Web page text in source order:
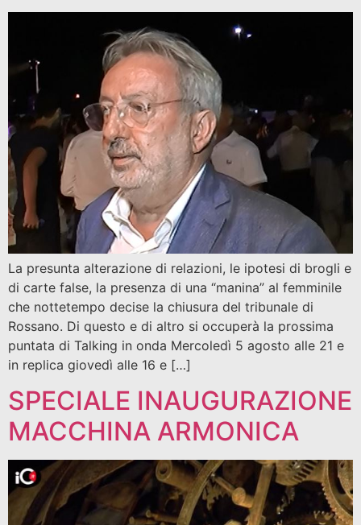
La presunta alterazione di relazioni, le ipotesi di brogli e
di carte false, la presenza di una “manina” al femminile
che nottetempo decise la chiusura del tribunale di
Rossano. Di questo e di altro si occuperà la prossima
puntata di Talking in onda Mercoledì 5 agosto alle 21 e
in replica giovedì alle 16 e […]
SPECIALE INAUGURAZIONE
MACCHINA ARMONICA